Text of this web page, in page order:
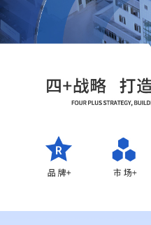
全产业链